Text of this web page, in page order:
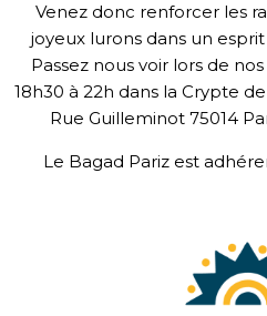
Venez donc renforcer les
joyeux lurons dans un
Passez nous voir lors de nos
18h30 à 22h dans la Crypte
Rue Guilleminot 75014
Le Bagad Pariz est